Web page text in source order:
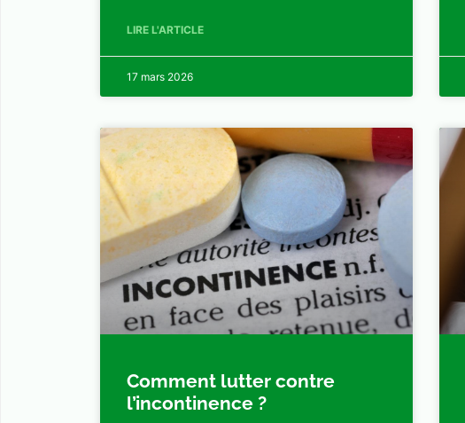
LIRE L'ARTICLE
17 mars 2026
Comment lutter contre
l’incontinence ?